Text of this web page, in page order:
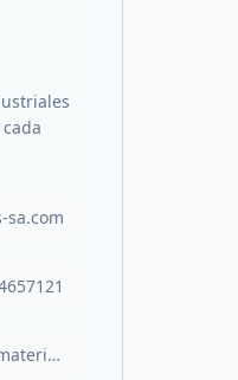
sa.com
https://www.instagram.com/corpusmateriales/